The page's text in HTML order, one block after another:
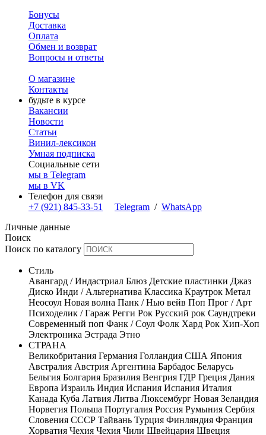
Бонусы
Доставка
Оплата
Обмен и возврат
Вопросы и ответы
О магазине
Контакты
будьте в курсе
Вакансии
Новости
Статьи
Винил-лексикон
Умная подписка
Социальные сети
мы в Telegram
мы в VK
Телефон для связи
+7 (921) 845-33-51
Telegram / WhatsApp
Личные данные
Поиск
Поиск по каталогу
Стиль
Авангард / Индастриал Блюз Детские пластинки Джаз
Диско Инди / Альтернатива Классика Краутрок Метал
Неосоул Новая волна Панк / Нью вейв Поп Прог / Арт
Психоделик / Гараж Регги Рок Русский рок Саундтреки
Современный поп Фанк / Соул Фолк Хард Рок Хип-Хоп
Электроника Эстрада Этно
СТРАНА
Великобритания Германия Голландия США Япония
Австралия Австрия Аргентина Барбадос Беларусь
Бельгия Болгария Бразилия Венгрия ГДР Греция Дания
Европа Израиль Индия Испания Испания Италия
Канада Куба Латвия Литва Люксембург Новая Зеландия
Норвегия Польша Португалия Россия Румыния Сербия
Словения СССР Тайвань Турция Финляндия Франция
Хорватия Чехия Чехия Чили Швейцария Швеция